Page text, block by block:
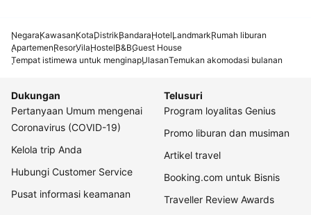
NegaraKawasanKotaDistrikBandaraHotelLandmarkRumah liburan
ApartemenResorVilaHostelB&BGuest House
Tempat istimewa untuk menginapUlasanTemukan akomodasi bulanan
Dukungan
Pertanyaan Umum mengenai
Coronavirus (COVID-19)
Kelola trip Anda
Hubungi Customer Service
Pusat informasi keamanan
Telusuri
Program loyalitas Genius
Promo liburan dan musiman
Artikel travel
Booking.com untuk Bisnis
Traveller Review Awards